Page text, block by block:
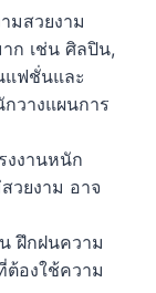
มสวยงาม
าก เช่น ศิลปิน,
แฟชั่นและ
วางแผนการ
งงานหนัก
วยงาม อาจ
ฝึกฝนความ
องใช้ความ